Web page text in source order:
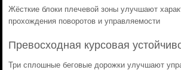
Жёсткие блоки плечевой зоны улучшают
прохождения поворотов и управляемости
Превосходная курсовая
Три сплошные беговые дорожки улучшают